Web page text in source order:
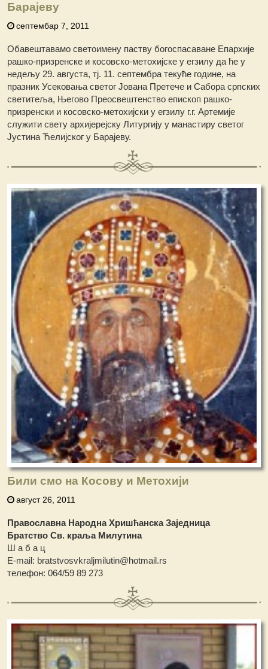
Барајеву
септембар 7, 2011
Обавештавамо светоимену паству богоспасаване Епархије
рашко-призренске и косовско-метохијске у егзилу да ће у
недељу 29. августа, тј. 11. септембра текуће године, на
празник Усековања светог Јована Претече и Сабора српских
светитеља, Његово Преосвештенство епископ рашко-
призренски и косовско-метохијски у егзилу г.г. Артемије
служити свету архијерејску Литургију у манастиру светог
Јустина Ћелијског у Барајеву.
Били смо на Косову и Метохији
август 26, 2011
Православна Народна Хришћанска Заједница
Братство Св. краља Милутина
Ш а б а ц
Е-mail: bratstvosvkraljmilutin@hotmail.rs
телефон: 064/59 89 273